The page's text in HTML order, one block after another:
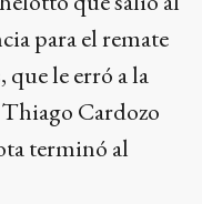
para el remate
le erró a la
Cardozo
terminó al